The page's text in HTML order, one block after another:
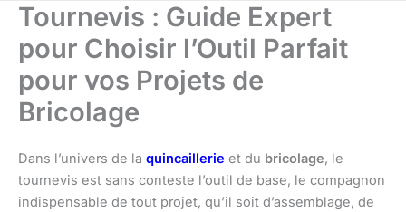
Tournevis : Guide Expert
pour Choisir l’Outil Parfait
pour vos Projets de
Bricolage
Dans l’univers de la quincaillerie et du bricolage, le
tournevis est sans conteste l’outil de base, le compagnon
indispensable de tout projet, qu’il soit d’assemblage, de